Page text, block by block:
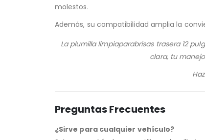
molestos.
Además, su compatibilidad amplia la
La plumilla limpiaparabrisas trasera 12
clara, tu
Preguntas Frecuentes
¿Sirve para cualquier vehículo?